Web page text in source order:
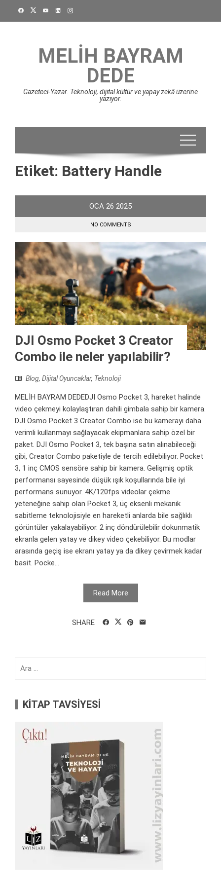
MELIH BAYRAM
DEDE
Gazeteci-Yazar. Teknoloji, dijital kültür ve yapay zekâ üzerine
yazıyor.
Etiket: Battery Handle
OCA 26 2025
NO COMMENTS
DJI Osmo Pocket 3 Creator
Combo ile neler yapılabilir?
Blog, Dijital Oyuncaklar, Teknoloji
MELİH BAYRAM DEDEDJI Osmo Pocket 3, hareket halinde
video çekmeyi kolaylaştıran dahili gimbala sahip bir kamera.
DJI Osmo Pocket 3 Creator Combo ise bu kamerayı daha
verimli kullanmayı sağlayacak ekipmanlara sahip özel bir
paket. DJI Osmo Pocket 3, tek başına satın alınabileceği
gibi, Creator Combo paketiyle de tercih edilebiliyor. Pocket
3, 1 inç CMOS sensöre sahip bir kamera. Gelişmiş optik
performansı sayesinde düşük ışık koşullarında bile iyi
performans sunuyor. 4K/120fps videolar çekme
yeteneğine sahip olan Pocket 3, üç eksenli mekanik
sabitleme teknolojisiyle en hareketli anlarda bile sağlıklı
görüntüler yakalayabiliyor. 2 inç döndürülebilir dokunmatik
ekranla gelen yatay ve dikey video çekebiliyor. Bu modlar
arasında geçiş ise ekranı yatay ya da dikey çevirmek kadar
basit. Pocke...
Read More
SHARE
KİTAP TAVSİYESİ